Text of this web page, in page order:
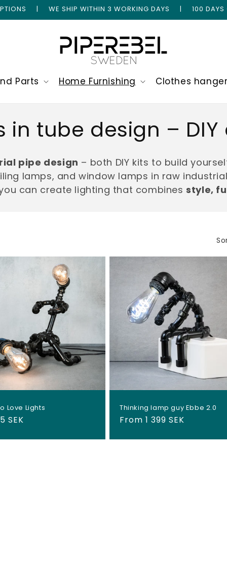
| WE SHIP WITHIN 3 WORKING DAYS | 100 DAYS
Parts Home Furnishing Clothes
in tube design –
pipe design – both DIY kits to build
lamps, and window lamps in raw
can create lighting that combinesstyle,
Love Lights
SEK
Thinking lamp guy Ebbe 2.0
Regular
From 1 399 SEK